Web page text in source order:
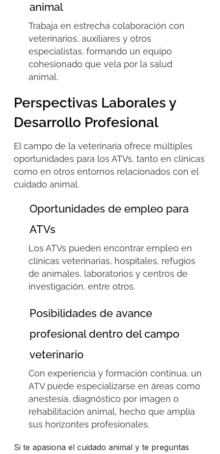
animal
Trabaja en estrecha colaboración con
veterinarios, auxiliares y otros
especialistas, formando un equipo
cohesionado que vela por la salud
animal.
Perspectivas Laborales y
Desarrollo Profesional
El campo de la veterinaria ofrece múltiples
oportunidades para los ATVs, tanto en clínicas
como en otros entornos relacionados con el
cuidado animal.
Oportunidades de empleo para
ATVs
Los ATVs pueden encontrar empleo en
clínicas veterinarias, hospitales, refugios
de animales, laboratorios y centros de
investigación, entre otros.
Posibilidades de avance
profesional dentro del campo
veterinario
Con experiencia y formación continua, un
ATV puede especializarse en áreas como
anestesia, diagnóstico por imagen o
rehabilitación animal, hecho que amplía
sus horizontes profesionales.
Si te apasiona el cuidado animal y te preguntas